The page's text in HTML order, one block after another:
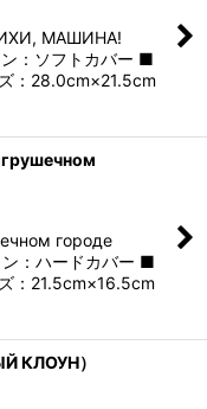
МАШИНА!
：ソフトカバー ■
：28.0cm×21.5cm
городе
：ハードカバー ■
：21.5cm×16.5cm
КЛОУН）